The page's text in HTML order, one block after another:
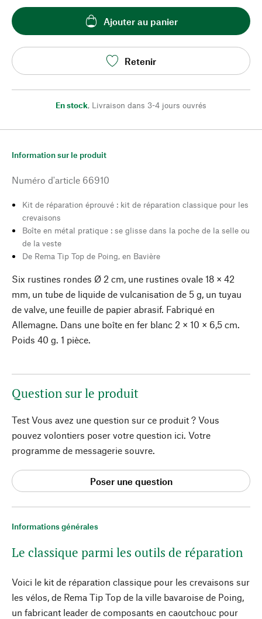
Ajouter au panier
Retenir
En stock, Livraison dans 3-4 jours ouvrés
Informations générales
Le classique parmi les outils de réparation
Voici le kit de réparation classique pour les crevaisons sur
les vélos, de Rema Tip Top de la ville bavaroise de Poing,
un fabricant leader de composants en caoutchouc pour
Information sur le produit
Numéro d'article 66910
Kit de réparation éprouvé : kit de réparation classique pour les
crevaisons
Boîte en métal pratique : se glisse dans la poche de la selle ou
de la veste
De Rema Tip Top de Poing, en Bavière
Six rustines rondes Ø 2 cm, une rustines ovale 18 × 42
mm, un tube de liquide de vulcanisation de 5 g, un tuyau
de valve, une feuille de papier abrasif. Fabriqué en
Allemagne. Dans une boîte en fer blanc 2 × 10 × 6,5 cm.
Poids 40 g. 1 pièce.
Question sur le produit
Test Vous avez une question sur ce produit ? Vous
pouvez volontiers poser votre question ici. Votre
programme de messagerie souvre.
Poser une question